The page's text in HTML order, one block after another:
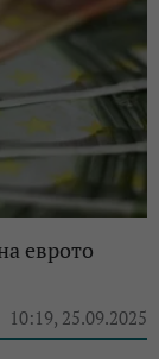
еврото
10:19, 25.09.2025